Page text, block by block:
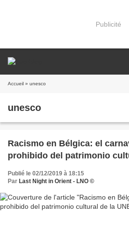
Publicité
Accueil » unesco
unesco
Racismo en Bélgica: el
prohibido del patrimonio
Publié le 02/12/2019 à 18:15
Par Last Night in Orient - LNO ©